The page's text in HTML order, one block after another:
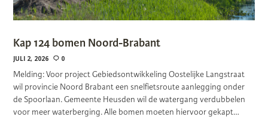
Kap 124 bomen Noord-Brabant
JULI 2, 2026 0
Melding: Voor project Gebiedsontwikkeling Oostelijke Langstraat
wil provincie Noord Brabant een snelfietsroute aanlegging onder
de Spoorlaan. Gemeente Heusden wil de watergang verdubbelen
voor meer waterberging. Alle bomen moeten hiervoor gekapt…